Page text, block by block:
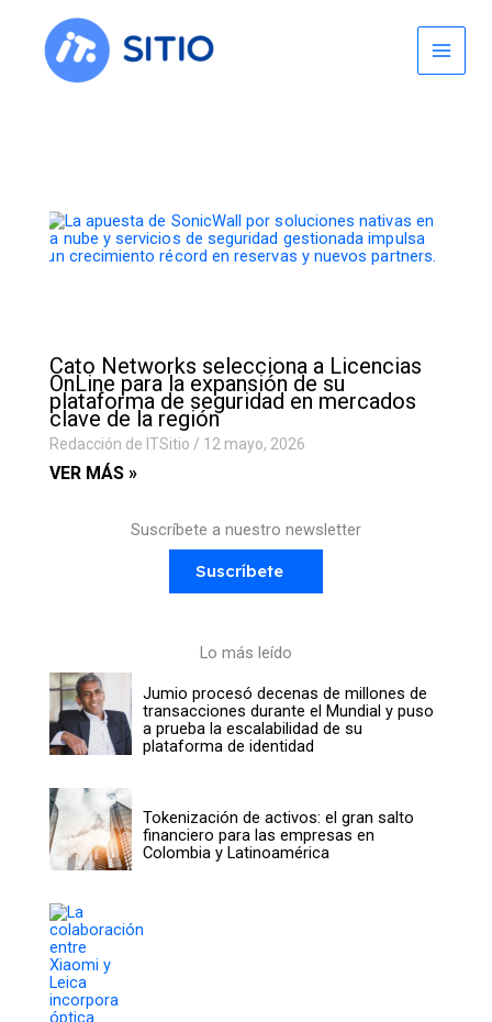
content
Cato Networks selecciona a Licencias
OnLine para la expansión de su
plataforma de seguridad en mercados
clave de la región
Redacción de ITSitio 12 mayo, 2026
VER MÁS »
Suscríbete a nuestro newsletter
Suscríbete
Lo más leído
Jumio procesó decenas de millones de
transacciones durante el Mundial y puso
a prueba la escalabilidad de su
plataforma de identidad
Tokenización de activos: el gran salto
financiero para las empresas en
Colombia y Latinoamérica